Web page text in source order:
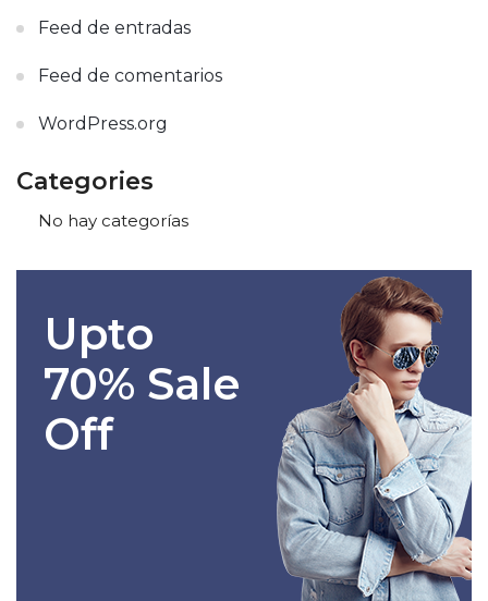
Feed de entradas
Feed de comentarios
WordPress.org
Categories
No hay categorías
Upto
70% Sale
Off